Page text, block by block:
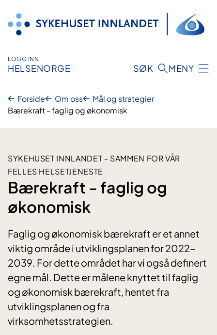
innhold
LOGG INN
HELSENORGE SØK MENY
Forside Om oss
Mål og strategier
Bærekraft - faglig og økonomisk
SYKEHUSET INNLANDET - SAMMEN FOR VÅR
FELLES HELSETJENESTE
Bærekraft - faglig og
økonomisk
Faglig og økonomisk bærekraft er et annet
viktig område i utviklingsplanen for 2022-
2039. For dette området har vi også definert
egne mål. Dette er målene knyttet til faglig
og økonomisk bærekraft, hentet fra
utviklingsplanen og fra
virksomhetsstrategien.